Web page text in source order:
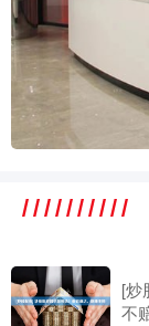
[炒
不